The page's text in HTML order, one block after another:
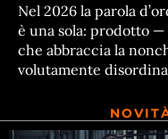
Nel 2026 la parola
è una sola: prodotto
che abbraccia la
volutamente